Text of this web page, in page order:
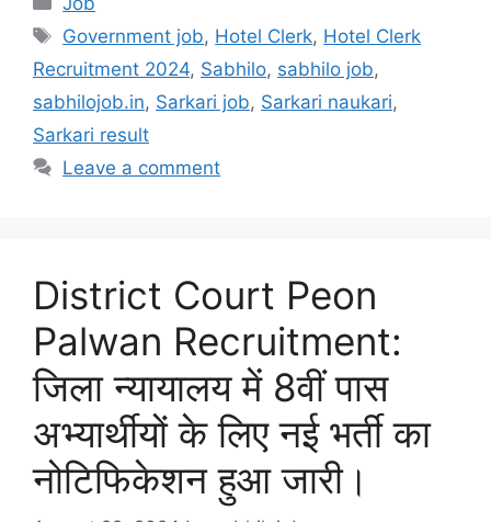
Tags
Government job, Hotel Clerk, Hotel Clerk
Recruitment 2024, Sabhilo, sabhilo job,
sabhilojob.in, Sarkari job, Sarkari naukari,
Sarkari result
Leave a comment
District Court Peon
Palwan Recruitment:
जिला न्यायालय में 8वीं पास
अभ्यार्थीयों के लिए नई भर्ती का
नोटिफिकेशन हुआ जारी।